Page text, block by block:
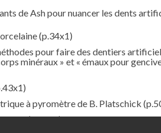
de Ash pour nuancer les dents
(p.34x1)
pour faire des dentiers
minéraux » et « émaux pour
à pyromètre de B. Platschick
Ash(p.53x1)